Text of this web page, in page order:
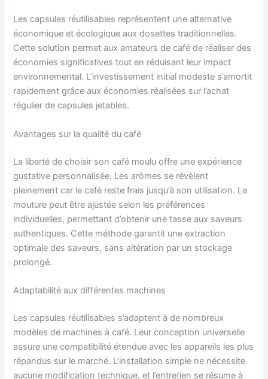
Les capsules réutilisables représentent une alternative
économique et écologique aux dosettes traditionnelles.
Cette solution permet aux amateurs de café de réaliser des
économies significatives tout en réduisant leur impact
environnemental. L’investissement initial modeste s’amortit
rapidement grâce aux économies réalisées sur l’achat
régulier de capsules jetables.
Avantages sur la qualité du café
La liberté de choisir son café moulu offre une expérience
gustative personnalisée. Les arômes se révèlent
pleinement car le café reste frais jusqu’à son utilisation. La
mouture peut être ajustée selon les préférences
individuelles, permettant d’obtenir une tasse aux saveurs
authentiques. Cette méthode garantit une extraction
optimale des saveurs, sans altération par un stockage
prolongé.
Adaptabilité aux différentes machines
Les capsules réutilisables s’adaptent à de nombreux
modèles de machines à café. Leur conception universelle
assure une compatibilité étendue avec les appareils les plus
répandus sur le marché. L’installation simple ne nécessite
aucune modification technique, et l’entretien se résume à